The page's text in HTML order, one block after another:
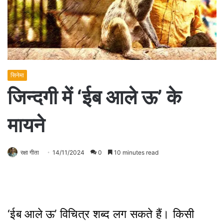
सिनेमा
जिन्दगी में ‘ईब आले ऊ’ के
मायने
रक्षा गीता 14/11/2024 0 10 minutes read
‘ईब आले ऊ’ विचित्र शब्द लग सकते हैं। किसी